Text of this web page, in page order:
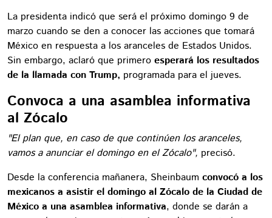
La presidenta indicó que será el próximo domingo 9 de
marzo cuando se den a conocer las acciones que tomará
México en respuesta a los aranceles de Estados Unidos.
Sin embargo, aclaró que primero esperará los resultados
de la llamada con Trump, programada para el jueves.
Convoca a una asamblea informativa
al Zócalo
"El plan que, en caso de que continúen los aranceles,
vamos a anunciar el domingo en el Zócalo", precisó.
Desde la conferencia mañanera, Sheinbaum convocó a los
mexicanos a asistir el domingo al Zócalo de la Ciudad de
México a una asamblea informativa, donde se darán a